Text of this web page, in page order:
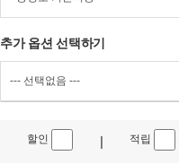
추가 옵션 선택하기
할인 | 적립